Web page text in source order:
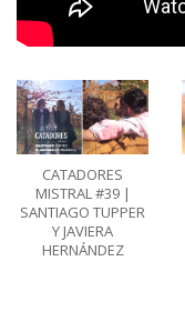
CATADORES
MISTRAL #39 |
SANTIAGO TUPPER
Y JAVIERA
HERNÁNDEZ